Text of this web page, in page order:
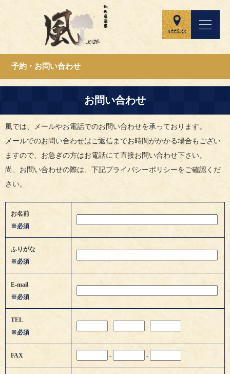
予約・お問い合わせ
お問い合わせ
風では、メールやお電話でのお問い合わせを承っております。
メールでのお問い合わせはご返信までお時間がかかる場合もござい
ますので、お急ぎの方はお電話にて直接お問い合わせ下さい。
尚、お問い合わせの際は、下記プライバシーポリシーをご確認くだ
さい。
お名前
※必須
ふりがな
※必須
E-mail
※必須
TEL
※必須
- -
FAX - -